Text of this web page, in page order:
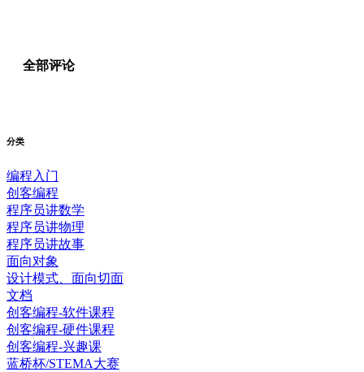
全部评论
分类
编程入门
创客编程
程序员讲数学
程序员讲物理
程序员讲故事
面向对象
设计模式、面向切面
文档
创客编程-软件课程
创客编程-硬件课程
创客编程-兴趣课
蓝桥杯/STEMA大赛